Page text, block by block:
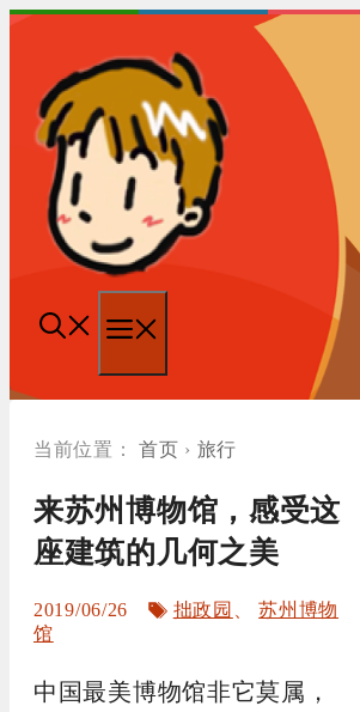
跳
单
首页 › 旅行
来苏州博物馆，感受这
座建筑的几何之美
2019/06/26
标
拙政园 、苏州博物
馆
中国最美博物馆非它莫属，